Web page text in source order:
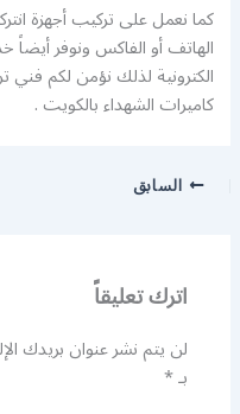
كما نعمل على تركيب أجهزة
الهاتف أو الفاكس ونوفر أيضاً
الكترونية لذلك نؤمن لكم
كاميرات الشهداء بالكويت .
السابق
اترك تعليقاً
لن يتم نشر عنوان بريدك
بـ*